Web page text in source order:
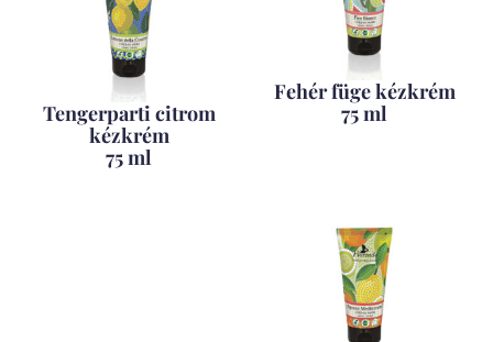
Fehér füge kézkrém
75 ml
Tengerparti citrom
kézkrém
75 ml